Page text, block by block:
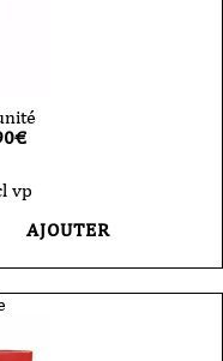
€
vp
AJOUTER